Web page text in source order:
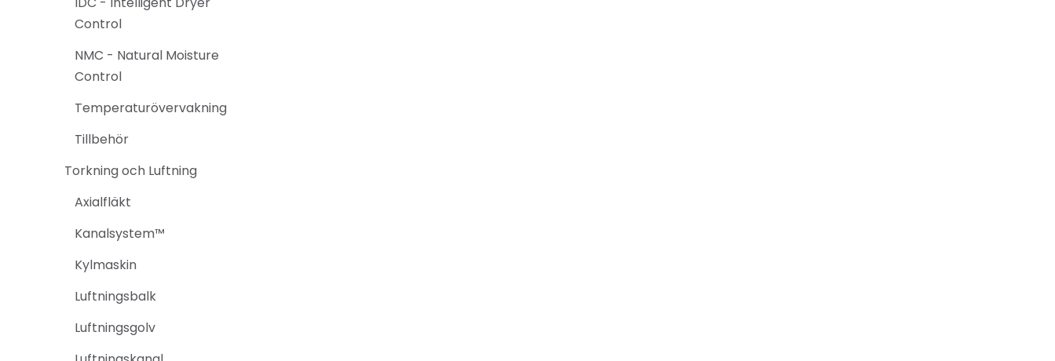
Control
NMC - Natural Moisture
Control
Temperaturövervakning
Tillbehör
Torkning och Luftning
Axialfläkt
Kanalsystem™
Kylmaskin
Luftningsbalk
Luftningsgolv